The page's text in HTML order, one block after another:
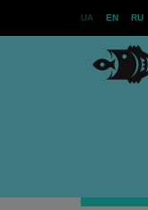
UA EN RU